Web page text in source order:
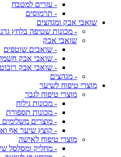
- עזרים למטבח
- תרמוסים
שואבי אבק ומגהצים
- מכונות שטיפה בלחץ
שואבי אבק
- שואבים שוטפים
- שואבי אבק
- שואבי אבק
- מגהצים
מוצרי טיפוח לשיער
מוצרי טיפוח לגבר
- מכונות גילוח
- מכונות תספורת
- מוצרים משלימים
- קוצץ שיער אף
מוצרי טיפוח לאישה
- מחליק ומסלסל